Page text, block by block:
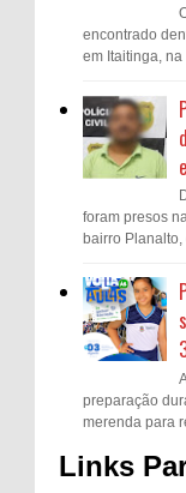
encontrado
em Itaitinga, na
foram presos
bairro Planalto,
preparação
merenda para
Links